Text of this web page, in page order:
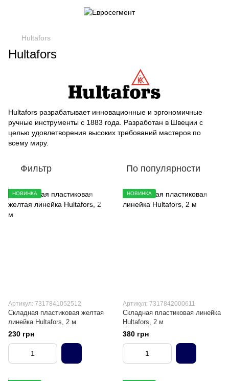
Hultafors
Hultafors
Hultafors разрабатывает инновационные и эргономичные
ручные инструменты с 1883 года. Разработан в Швеции с
целью удовлетворения высоких требований мастеров по
всему миру.
Фильтр По популярности
НОВИНКА
Артикул: 7317841052512
Складная пластиковая желтая
линейка Hultafors, 2 м
230 грн
НОВИНКА
Артикул: 7317842000611
Складная пластиковая линейка
Hultafors, 2 м
380 грн